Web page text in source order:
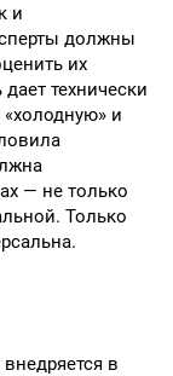
и
должны
их
технически
и
— не только
Только
в